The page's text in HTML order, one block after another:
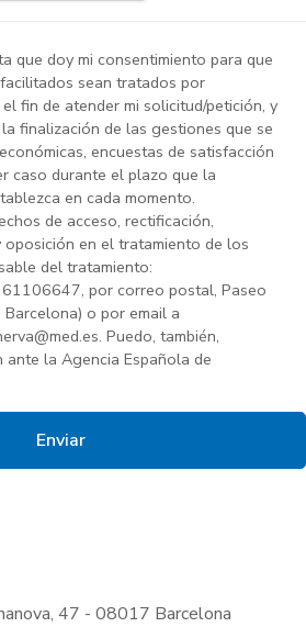
que doy mi consentimiento para que
sean tratados por
el fin de atender mi solicitud/petición, y
finalización de las gestiones que se
encuestas de satisfacción
caso durante el plazo que la
en cada momento.
de acceso, rectificación,
oposición en el tratamiento de los
del tratamiento:
61106647, por correo postal, Paseo
o por email a
Puedo, también,
ante la Agencia Española de
47 - 08017 Barcelona